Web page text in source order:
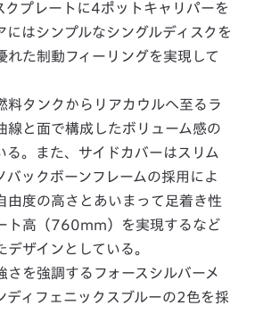
クプレートに4ポットキャリパーを
にはシンプルなシングルディスクを
れた制動フィーリングを実現して
料タンクからリアカウルへ至るラ
線と面で構成したボリューム感の
る。また、サイドカバーはスリム
バックボーンフレームの採用によ
由度の高さとあいまって足着き性
ト高（760mm）を実現するなど
デザインとしている。
さを強調するフォースシルバーメ
ディフェニックスブルーの2色を採